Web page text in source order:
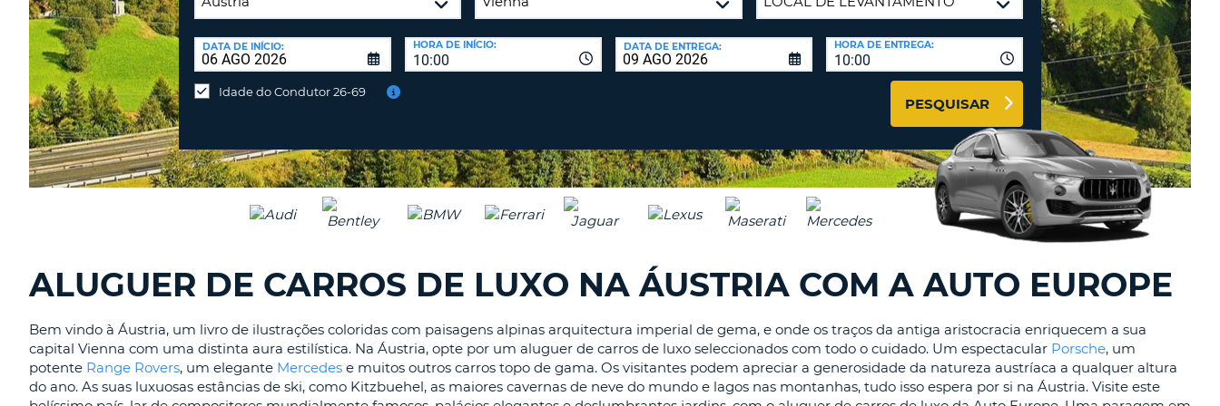
CARACTERES
MENOS
UMA
MENOS
UMA
MINÚSCULA
UM
PELO
MENOS
UM
CARACTER
CANCEL
AGÊNCIAS DE VIAGENS E
AFILIADOS
ENTRAR AQUI
PORTUGAL
Devolver
num
local
DE
DEVOLUÇÃO:
DATA DE INÍCIO:
10:00
HORA DE INÍCIO: DATA DE ENTREGA:
10:00
HORA DE ENTREGA:
Idade do Condutor 26-69
PESQUISAR
ALUGUER DE CARROS DE LUXO NA ÁUSTRIA COM A AUTO EUROPE
Bem vindo à Áustria, um livro de ilustrações coloridas com paisagens alpinas arquitectura imperial de gema, e onde os traços da antiga aristocracia enriquecem a sua
capital Vienna com uma distinta aura estilística. Na Áustria, opte por um aluguer de carros de luxo seleccionados com todo o cuidado. Um espectacular Porsche, um
potente Range Rovers, um elegante Mercedes e muitos outros carros topo de gama. Os visitantes podem apreciar a generosidade da natureza austríaca a qualquer altura
do ano. As suas luxuosas estâncias de ski, como Kitzbuehel, as maiores cavernas de neve do mundo e lagos nas montanhas, tudo isso espera por si na Áustria. Visite este